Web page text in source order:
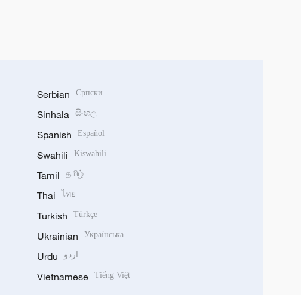
Serbian Српски
Sinhala සිංහල
Spanish Español
Swahili Kiswahili
Tamil தமிழ்
Thai ไทย
Turkish Türkçe
Ukrainian Українська
Urdu اردو
Vietnamese Tiếng Việt